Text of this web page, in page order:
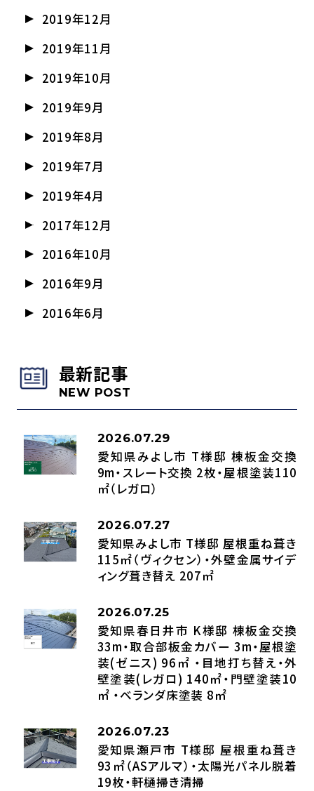
2019年12月
2019年11月
2019年10月
2019年9月
2019年8月
2019年7月
2019年4月
2017年12月
2016年10月
2016年9月
2016年6月
最新記事
NEW POST
2026.07.29
愛知県みよし市 T様邸 棟板金交換
9m・スレート交換 2枚・屋根塗装110
㎡（レガロ）
2026.07.27
愛知県みよし市 T様邸 屋根重ね葺き
115㎡（ヴィクセン）・外壁金属サイデ
ィング葺き替え 207㎡
2026.07.25
愛知県春日井市 K様邸 棟板金交換
33m・取合部板金カバー 3m・屋根塗
装(ゼニス) 96㎡ ・目地打ち替え・外
壁塗装(レガロ) 140㎡・門壁塗装10
㎡ ・ベランダ床塗装 8㎡
2026.07.23
愛知県瀬戸市 T様邸 屋根重ね葺き
93㎡（ASアルマ）・太陽光パネル脱着
19枚・軒樋掃き清掃